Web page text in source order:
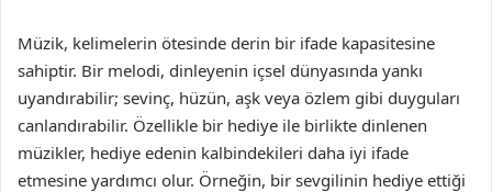
Müzik, kelimelerin ötesinde derin bir ifade kapasitesine
sahiptir. Bir melodi, dinleyenin içsel dünyasında yankı
uyandırabilir; sevinç, hüzün, aşk veya özlem gibi duyguları
canlandırabilir. Özellikle bir hediye ile birlikte dinlenen
müzikler, hediye edenin kalbindekileri daha iyi ifade
etmesine yardımcı olur. Örneğin, bir sevgilinin hediye ettiği